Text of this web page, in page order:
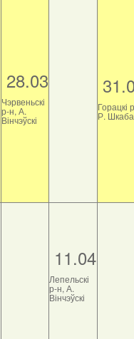
28.03
Чэрвеньскі
р-н, А.
Вінчэўскі
Горацкі
Р.
11.04
Лепельскі
р-н, А.
Вінчэўскі